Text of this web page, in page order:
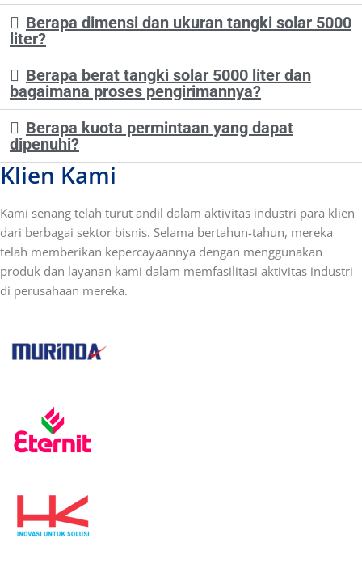
Berapa dimensi dan ukuran tangki solar 5000
liter?
Berapa berat tangki solar 5000 liter dan
bagaimana proses pengirimannya?
Berapa kuota permintaan yang dapat
dipenuhi?
Klien Kami
Kami senang telah turut andil dalam aktivitas industri para klien
dari berbagai sektor bisnis. Selama bertahun-tahun, mereka
telah memberikan kepercayaannya dengan menggunakan
produk dan layanan kami dalam memfasilitasi aktivitas industri
di perusahaan mereka.